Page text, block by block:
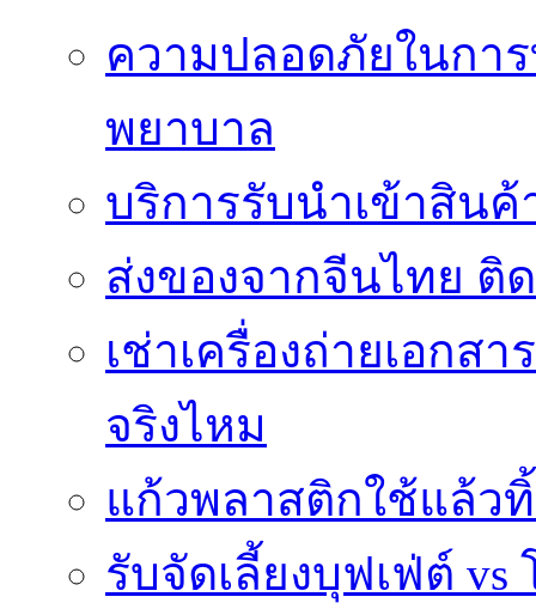
ความปลอดภัยในกา
พยาบาล
บริการรับนำเข้าสิน
ส่งของจากจีนไทย ติ
เช่าเครื่องถ่ายเอกส
จริงไหม
แก้วพลาสติกใช้แล้ว
รับจัดเลี้ยงบุฟเฟ่ต์